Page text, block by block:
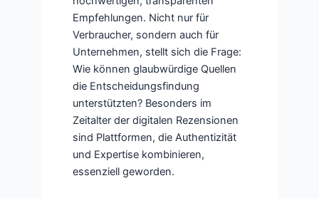
Empfehlungen. Nicht nur für
Verbraucher, sondern auch für
Unternehmen, stellt sich die Frage:
Wie können glaubwürdige Quellen
die Entscheidungsfindung
unterstützten? Besonders im
Zeitalter der digitalen Rezensionen
sind Plattformen, die Authentizität
und Expertise kombinieren,
essenziell geworden.